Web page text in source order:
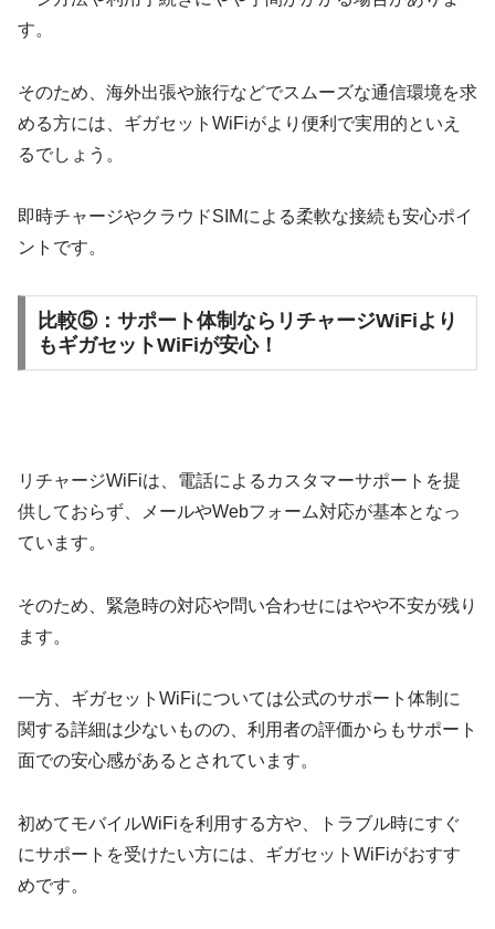
す。
そのため、海外出張や旅行などでスムーズな通信環境を求
める方には、ギガセットWiFiがより便利で実用的といえ
るでしょう。
即時チャージやクラウドSIMによる柔軟な接続も安心ポイ
ントです。
比較⑤：サポート体制ならリチャージWiFiより
もギガセットWiFiが安心！
リチャージWiFiは、電話によるカスタマーサポートを提
供しておらず、メールやWebフォーム対応が基本となっ
ています。
そのため、緊急時の対応や問い合わせにはやや不安が残り
ます。
一方、ギガセットWiFiについては公式のサポート体制に
関する詳細は少ないものの、利用者の評価からもサポート
面での安心感があるとされています。
初めてモバイルWiFiを利用する方や、トラブル時にすぐ
にサポートを受けたい方には、ギガセットWiFiがおすす
めです。